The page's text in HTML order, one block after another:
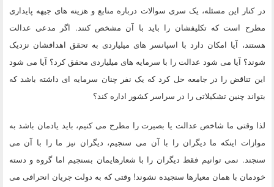
در کنار این مسئله، یک سری سوالات درباره منابع و هزینه های جیهه پایداری
مطرح است که تکلیفشان را باید با آن مشخص کنند. اگر مدعی عدالت
هستند، آیا امکان دارد با اسپانسر های میلیاردی به تحقق اهدافشان نزدیک
شوند؟ آیا می شود عدالت را با سرمایه های میلیاردی محقق کرد؟ آیا می شود
این تناقض را در جامعه حل کرد که یک نفر چنان سرمایه ای داشته باشد که
بتواند چنین تشکیلاتی را در سراسر کشور اداره کند؟
لذا وقتی ما شاخص عدالت یا بصیرت را مطرح می کنیم، باید یادمان باشد به
موازات اینکه ما دیگران را با آن می سنجیم، دیگران نیز ما را با آن می
سنجند. نمی توانیم فقط دیگران را با شعارهایمان بسنجیم اما گروه و دسته
خودمان با همان معیارها سنجیده نشوند! وقتی که به دولت جریان انحرافی می